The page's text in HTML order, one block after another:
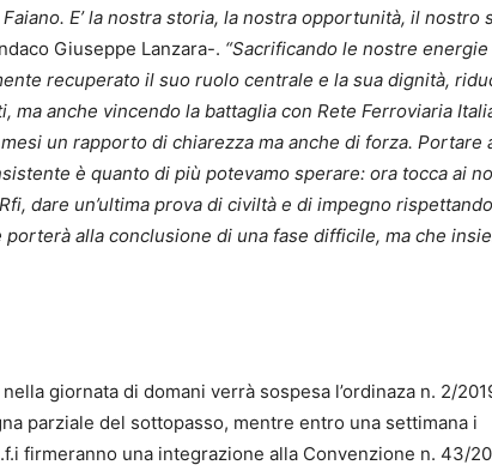
E’ la nostra storia, la nostra opportunità, il nostro
Giuseppe Lanzara-. “Sacrificando le nostre energie
recuperato il suo ruolo centrale e la sua dignità,
ma anche vincendo la battaglia con Rete Ferroviaria
un rapporto di chiarezza ma anche di forza. Portare
è quanto di più potevamo sperare: ora tocca ai
dare un’ultima prova di civiltà e di impegno
alla conclusione di una fase difficile, ma che
giornata di domani verrà sospesa l’ordinaza n. 2/
parziale del sottopasso, mentre entro una settimana i
firmeranno una integrazione alla Convenzione n. 43/